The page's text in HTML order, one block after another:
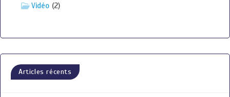
Vidéo (2)
Articles récents